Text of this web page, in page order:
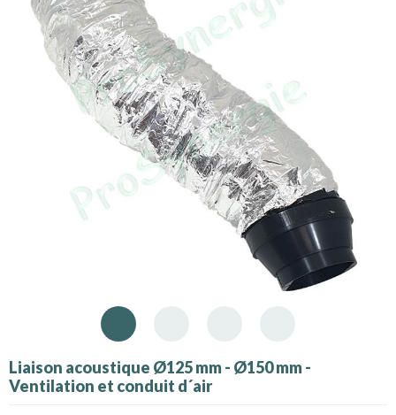
Liaison acoustique Ø125 mm - Ø150 mm -
Ventilation et conduit d´air